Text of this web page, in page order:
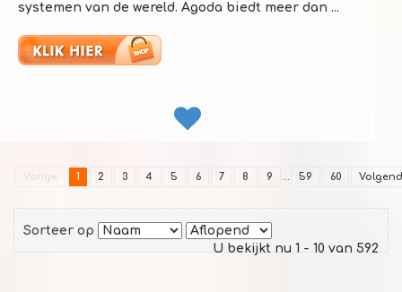
systemen van de wereld. Agoda biedt meer dan ...
Vorige 1 2 3 4 5 6 7 8 9 ... 59 60
Sorteer op
U bekijkt nu 1 - 10 van 592